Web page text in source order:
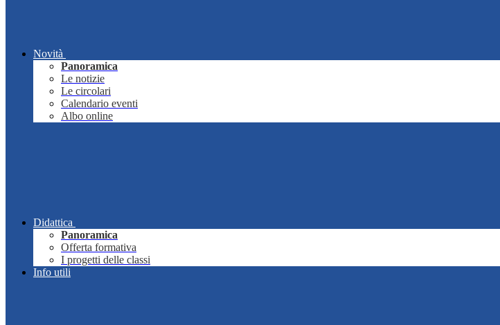
Novità
Panoramica
Le notizie
Le circolari
Calendario eventi
Albo online
Didattica
Panoramica
Offerta formativa
I progetti delle classi
Info utili